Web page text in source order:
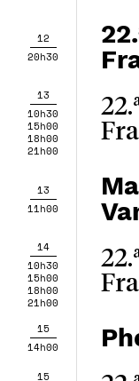
12
20h30
13
10h30
15h00
18h00
21h00
13
11h00
14
10h30
15h00
18h00
21h00
15
14h00
15